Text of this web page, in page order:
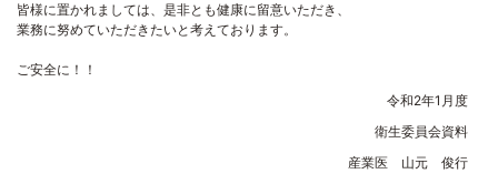
皆様に置かれましては、是非とも健康に留意いただき、
業務に努めていただきたいと考えております。
ご安全に！！
令和2年1月度
衛生委員会資料
産業医 山元 俊行